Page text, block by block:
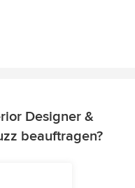
Designer &
beauftragen?